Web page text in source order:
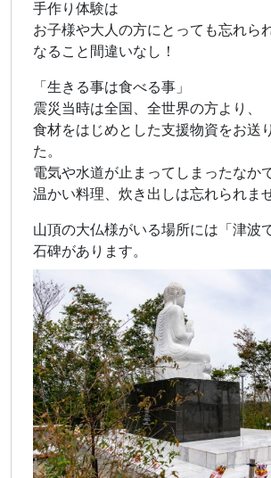
手作り体験は
お子様や大人の方にとっても忘れら
なること間違いなし！
「生きる事は食べる事」
震災当時は全国、全世界の方より、
食材をはじめとした支援物資をお送
た。
電気や水道が止まってしまったなか
温かい料理、炊き出しは忘れられま
山頂の大仏様がいる場所には「津波
石碑があります。